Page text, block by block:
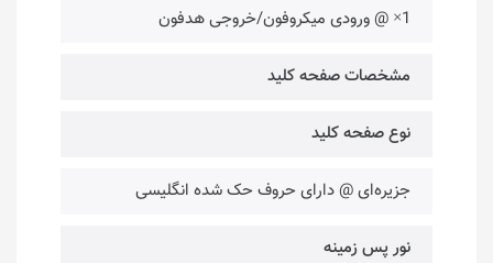
1× @ ورودی میکروفون/خروجی هدفون
مشخصات صفحه کلید
نوع صفحه کلید
جزیره‌ای @ دارای حروف حک شده انگلیسی
نور پس زمینه